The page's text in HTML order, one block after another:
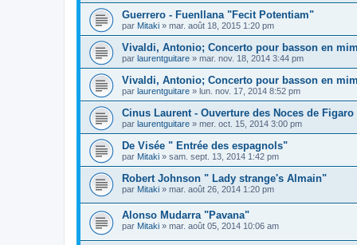
Guerrero - Fuenllana "Fecit Potentiam"
par Mitaki » mar. août 18, 2015 1:20 pm
Vivaldi, Antonio; Concerto pour basson en
par laurentguitare » mar. nov. 18, 2014 3:44 pm
Vivaldi, Antonio; Concerto pour basson en
par laurentguitare » lun. nov. 17, 2014 8:52 pm
Cinus Laurent - Ouverture des Noces de Figaro
par laurentguitare » mer. oct. 15, 2014 3:00 pm
De Visée " Entrée des espagnols"
par Mitaki » sam. sept. 13, 2014 1:42 pm
Robert Johnson " Lady strange's Almain"
par Mitaki » mar. août 26, 2014 1:20 pm
Alonso Mudarra "Pavana"
par Mitaki » mar. août 05, 2014 10:06 am